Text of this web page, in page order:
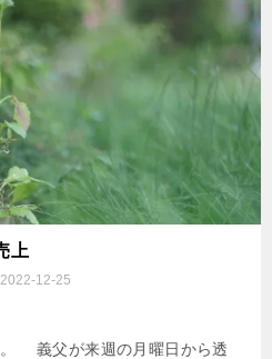
上
2022-12-25
義父が来週の月曜日から透